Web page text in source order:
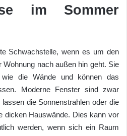
im Sommer
Schwachstelle, wenn es um den
Wohnung nach außen hin geht. Sie
die Wände und können das
Moderne Fenster sind zwar
die Sonnenstrahlen oder die
dicken Hauswände. Dies kann vor
werden, wenn sich ein Raum